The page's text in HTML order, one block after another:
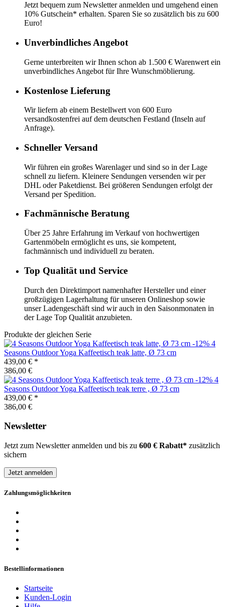
Jetzt bequem zum Newsletter anmelden und umgehend einen
10% Gutschein* erhalten. Sparen Sie so zusätzlich bis zu 600
Euro!
Unverbindliches Angebot
Gerne unterbreiten wir Ihnen schon ab 1.500 € Warenwert ein
unverbindliches Angebot für Ihre Wunschmöblierung.
Kostenlose Lieferung
Wir liefern ab einem Bestellwert von 600 Euro
versandkostenfrei auf dem deutschen Festland (Inseln auf
Anfrage).
Schneller Versand
Wir führen ein großes Warenlager und sind so in der Lage
schnell zu liefern. Kleinere Sendungen versenden wir per
DHL oder Paketdienst. Bei größeren Sendungen erfolgt der
Versand per Spedition.
Fachmännische Beratung
Über 25 Jahre Erfahrung im Verkauf von hochwertigen
Gartenmöbeln ermöglicht es uns, sie kompetent,
fachmännisch und individuell zu beraten.
Top Qualität und Service
Durch den Direktimport namenhafter Hersteller und einer
großzügigen Lagerhaltung für unseren Onlineshop sowie
unser Ladengeschäft sind wir auch in den Saisonmonaten in
der Lage Top Qualität anzubieten.
Produkte der gleichen Serie
-12% 4
Seasons OutdoorYoga Kaffeetisch teak latte, Ø 73 cm
439,00 € *
386,00 €
-12% 4
Seasons OutdoorYoga Kaffeetisch teak terre , Ø 73 cm
439,00 € *
386,00 €
Newsletter
Jetzt zum Newsletter anmelden und bis zu 600 € Rabatt* zusätzlich
sichern
Jetzt anmelden
Zahlungsmöglichkeiten
Bestellinformationen
Startseite
Kunden-Login